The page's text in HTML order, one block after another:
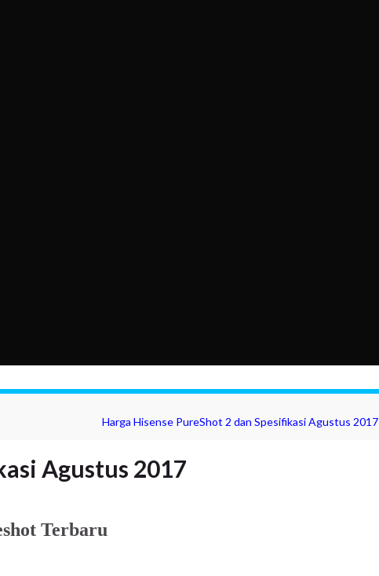
Harga Hisense PureShot 2 dan Spesifikasi Agustus 2017
Agustus 2017
Terbaru